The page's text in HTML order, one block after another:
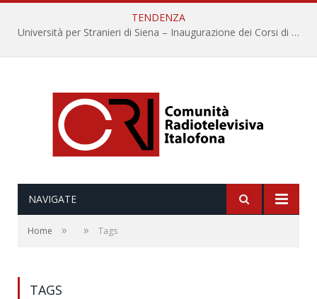
TENDENZA
Università per Stranieri di Siena – Inaugurazione dei Corsi di Lingua e Cultura Italiana, 109a annata
NAVIGATE
Home » » Tags
TAGS